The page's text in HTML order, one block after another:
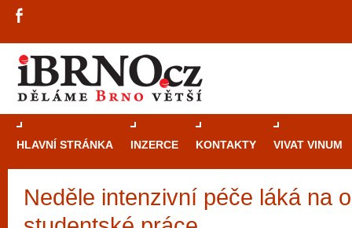
HLAVNÍ STRÁNKA INZERCE KONTAKTY VIVAT VINUM
Neděle intenzivní péče láká na
Průvodce